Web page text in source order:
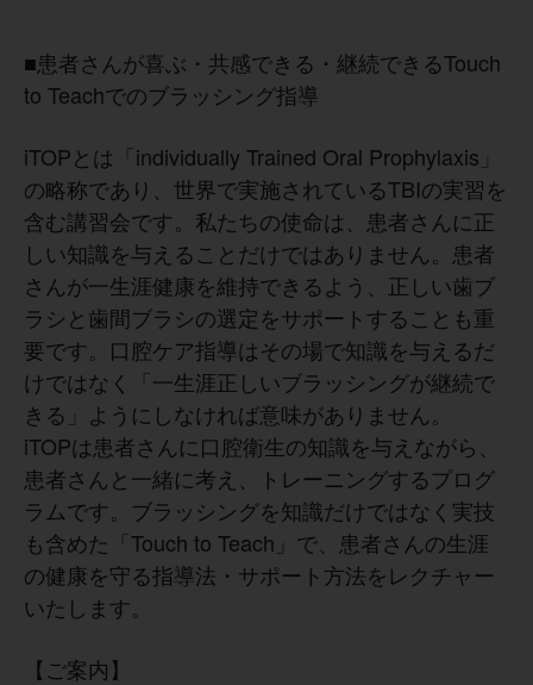
■患者さんが喜ぶ・共感できる・継続できるTouch
to Teachでのブラッシング指導
iTOPとは「individually Trained Oral Prophylaxis」
の略称であり、世界で実施されているTBIの実習を
含む講習会です。私たちの使命は、患者さんに正
しい知識を与えることだけではありません。患者
さんが一生涯健康を維持できるよう、正しい歯ブ
ラシと歯間ブラシの選定をサポートすることも重
要です。口腔ケア指導はその場で知識を与えるだ
けではなく「一生涯正しいブラッシングが継続で
きる」ようにしなければ意味がありません。
iTOPは患者さんに口腔衛生の知識を与えながら、
患者さんと一緒に考え、トレーニングするプログ
ラムです。ブラッシングを知識だけではなく実技
も含めた「Touch to Teach」で、患者さんの生涯
の健康を守る指導法・サポート方法をレクチャー
いたします。
【ご案内】